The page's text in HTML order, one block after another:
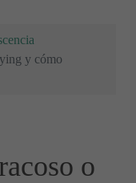
y cómo
o